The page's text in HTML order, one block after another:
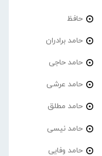
حافظ
حامد برادران
حامد حاجی
حامد عرشی
حامد مطلق
حامد نیسی
حامد وفایی